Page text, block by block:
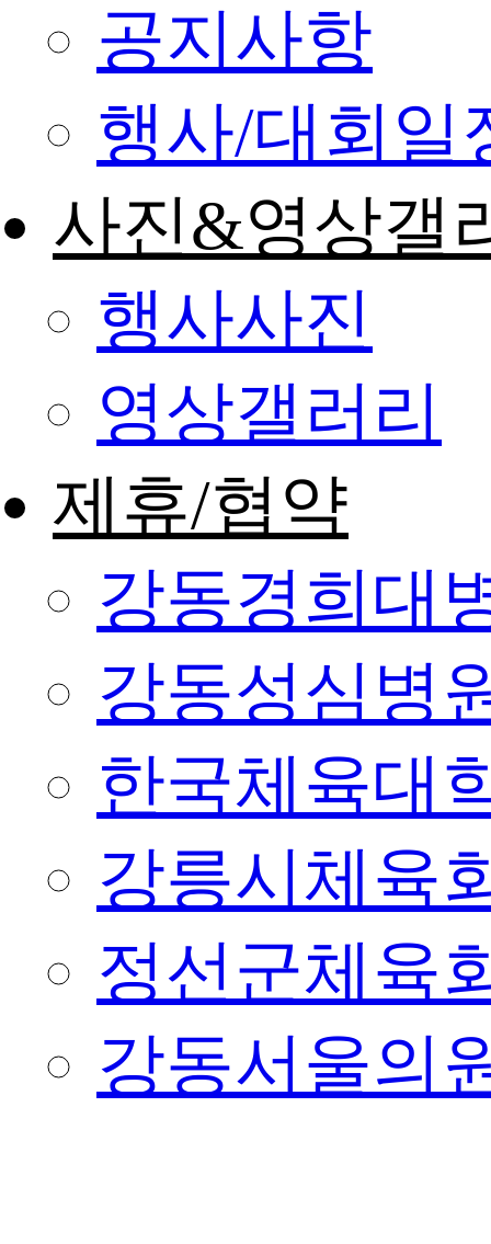
공지사항
행사/대회일
사진&영상갤
행사사진
영상갤러리
제휴/협약
강동경희대
강동성심병
한국체육대
강릉시체육
정선군체육
강동서울의